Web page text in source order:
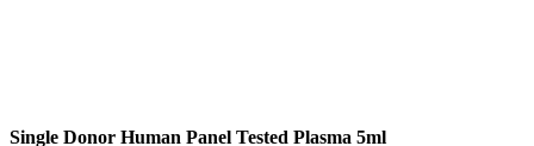
Single Donor Human Panel Tested Plasma 5ml